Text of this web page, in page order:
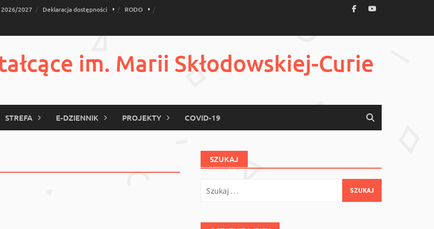
2027 Deklaracja dostępności RODO
im. Marii Skłodowskiej-Curie
STREFA E-DZIENNIK PROJEKTY COVID-19
SZUKAJ